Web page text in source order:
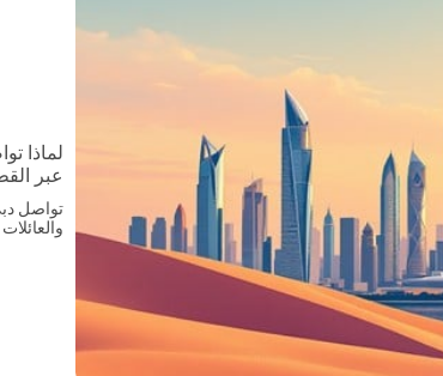
لماذا
عبر
تواصل